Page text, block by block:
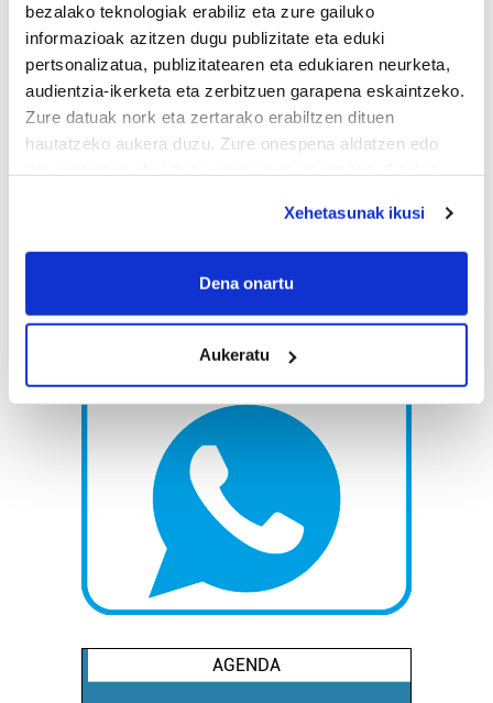
bezalako teknologiak erabiliz eta zure gailuko
informazioak azitzen dugu publizitate eta eduki
pertsonalizatua, publizitatearen eta edukiaren neurketa,
audientzia-ikerketa eta zerbitzuen garapena eskaintzeko.
Zure datuak nork eta zertarako erabiltzen dituen
hautatzeko aukera duzu. Zure onespena aldatzen edo
If you allow, we would also like to:
Collect information about your geographical
Identify your device by actively scanning it for
specific characteristics (fingerprinting)
Find out more about how your personal data is processed
and set your preferences in the
details section
Guk eta gure bazkideek zure datu pertsonalak
prozesatzen ditugu, zure IP zenbakia, besteak beste,
teknologia erabiliz, cookieak adibidez, iragarki eta eduki
pertsonalizatuak eskaintzeko, iragarkiak eta edukia
neurtzeko, jendeari buruzko informazioa biltzeko eta
erabiltzen dituen hauta dezakezu.
Xehetasunak ikusi
Dena onartu
Aukeratu
AGENDA